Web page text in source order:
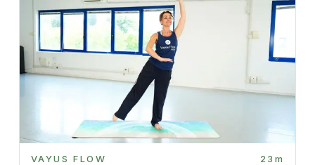
VAYUS FLOW 23m